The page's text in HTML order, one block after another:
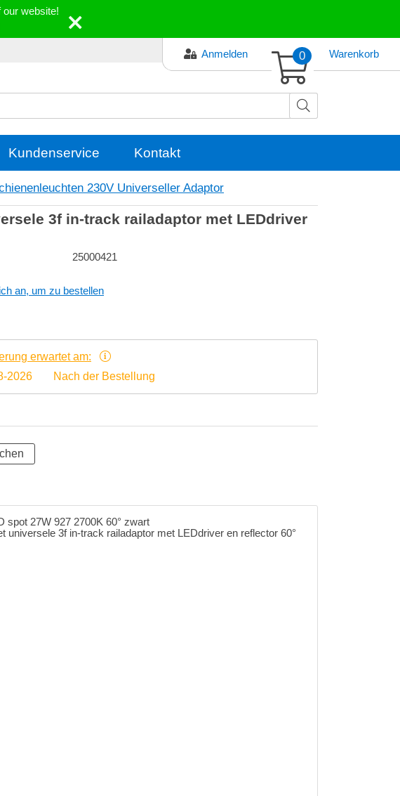
our website!
Anmelden 0 Warenkorb
Kundenservice Kontakt
230V Universeller Adaptor
3f in-track railadaptor met LEDdriver
25000421
an, um zu bestellen
erwartet am:
2026 Nach der Bestellung
spot 27W 927 2700K 60° zwart
universele 3f in-track railadaptor met LEDdriver en reflector 60°